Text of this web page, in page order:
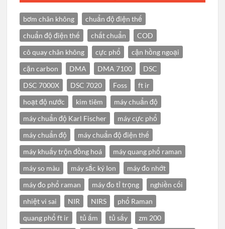
bơm chân không
chuẩn độ điện thế
chuẩn độ điện thế
chất chuẩn
COD
cô quay chân không
cực phổ
cận hồng ngoại
cặn carbon
DMA DMA 7100
DSC
DSC 7000X
DSC 7020 Foss
ft ir
hoạt độ nước
kim tiêm
máy chuẩn độ
máy chuẩn độ Karl Fischer
máy cực phổ
máy chuẩn độ
máy chuẩn độ điện thế
máy khuấy trộn đồng hoá
máy quang phổ raman
máy so màu
máy sắc ký Ion
máy đo nhớt
máy đo phổ raman
máy đo tỉ trọng
nghiền cối
nhiệt vi sai
NIR NIRS
phổ Raman
quang phổ ft ir
tủ ấm tủ sấy zm 200